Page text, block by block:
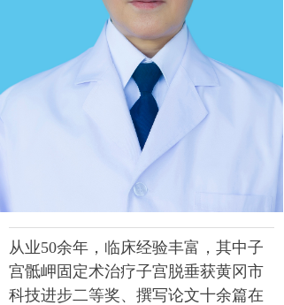
从业50余年，临床经验丰富，其中子
宫骶岬固定术治疗子宫脱垂获黄冈市
科技进步二等奖、撰写论文十余篇在